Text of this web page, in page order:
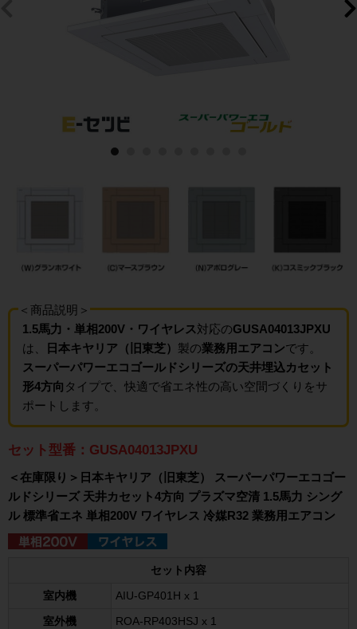
＜商品説明＞
1.5馬力・単相200V・ワイヤレス対応のGUSA04013JPXU
は、
日本キヤリア（旧東芝） 製の業務用エアコンです。
スーパーパワーエコゴールドシリーズの天井埋込カセット
形4方向 タイプで、快適で省エネ性の高い空間づくりをサ
ポートします。
セット型番：GUSA04013JPXU
＜在庫限り＞日本キヤリア（旧東芝） スーパーパワーエコゴー
ルドシリーズ 天井カセット4方向 プラズマ空清 1.5馬力 シング
ル 標準省エネ 単相200V ワイヤレス 冷媒R32 業務用エアコン
セット内容
室内機 AIU-GP401H x 1
室外機 ROA-RP403HSJ x 1